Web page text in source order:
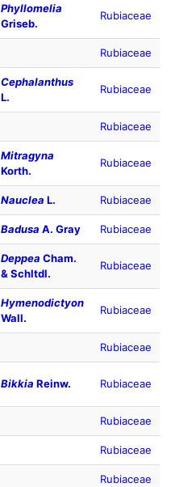
Phyllomelia
Griseb.
Rubiaceae
Rubiaceae
Cephalanthus
L.
Rubiaceae
Rubiaceae
Mitragyna
Korth.
Rubiaceae
Nauclea L. Rubiaceae
Badusa A. Gray Rubiaceae
Deppea Cham.
& Schltdl.
Rubiaceae
Hymenodictyon
Wall.
Rubiaceae
Rubiaceae
Bikkia Reinw. Rubiaceae
Rubiaceae
Rubiaceae
Rubiaceae